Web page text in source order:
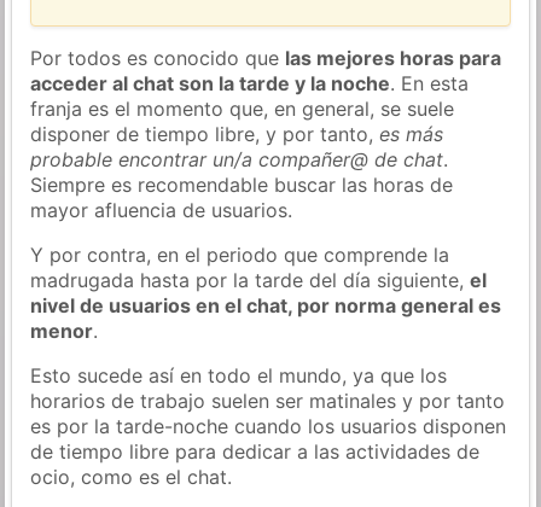
Por todos es conocido que las mejores horas para
acceder al chat son la tarde y la noche. En esta
franja es el momento que, en general, se suele
disponer de tiempo libre, y por tanto,es más
probable encontrar un/a compañer@ de chat.
Siempre es recomendable buscar las horas de
mayor afluencia de usuarios.
Y por contra, en el periodo que comprende la
madrugada hasta por la tarde del día siguiente,el
nivel de usuarios en el chat, por norma general es
menor.
Esto sucede así en todo el mundo, ya que los
horarios de trabajo suelen ser matinales y por tanto
es por la tarde-noche cuando los usuarios disponen
de tiempo libre para dedicar a las actividades de
ocio, como es el chat.